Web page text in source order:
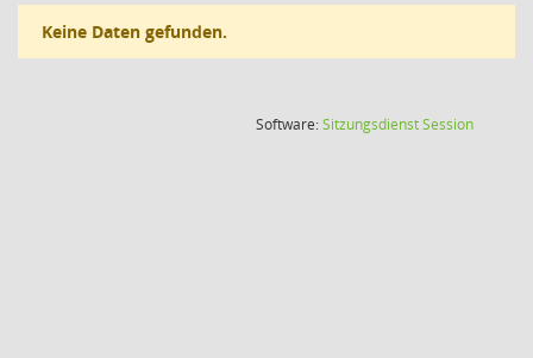
Keine Daten gefunden.
Software:SitzungsdienstSession(Wird in